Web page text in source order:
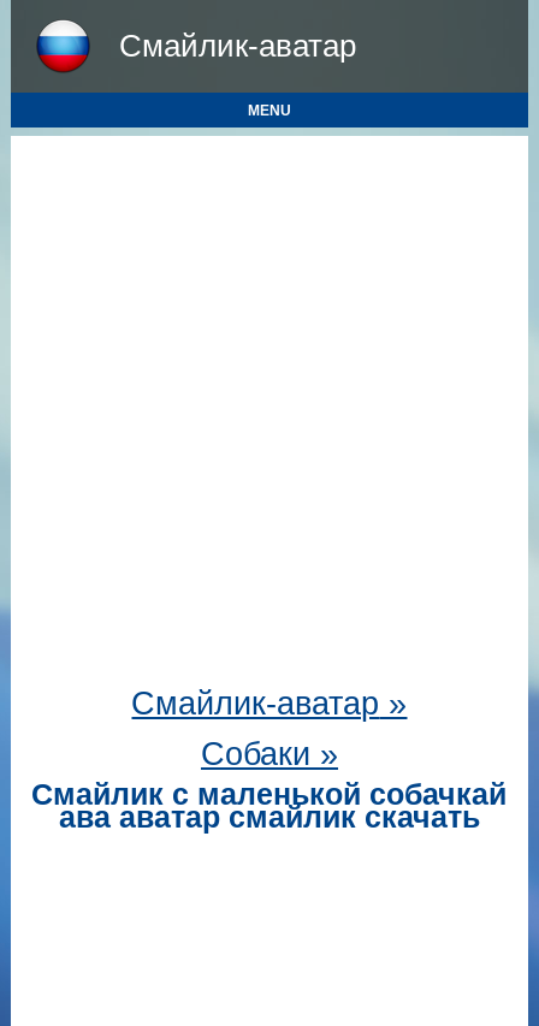
Смайлик-аватар
MENU
Смайлик-аватар »
Собаки »
Смайлик с маленькой собачкай
ава аватар смайлик скачать